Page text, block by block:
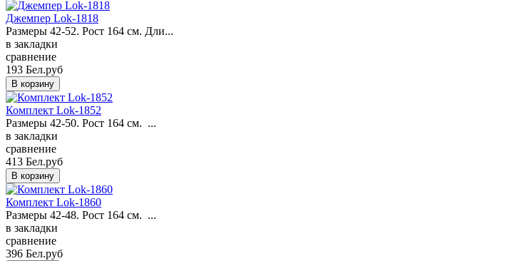
Джемпер Lok-1818
Размеры 42-52. Рост 164 см. Дли...
в закладки
сравнение
193 Бел.руб
Комплект Lok-1852
Размеры 42-50. Рост 164 см. ...
в закладки
сравнение
413 Бел.руб
Комплект Lok-1860
Размеры 42-48. Рост 164 см. ...
в закладки
сравнение
396 Бел.руб